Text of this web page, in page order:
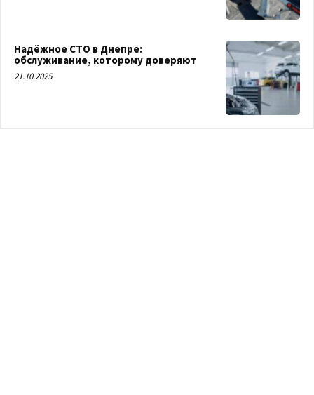
Надёжное СТО в Днепре:
обслуживание, которому доверяют
21.10.2025